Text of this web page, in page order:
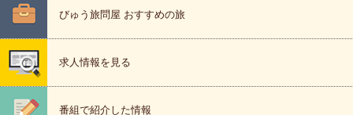
びゅう旅問屋 おすすめの旅
求人情報を見る
番組で紹介した情報